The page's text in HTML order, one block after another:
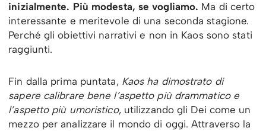
inizialmente. Più modesta, se vogliamo. Ma di certo
interessante e meritevole di una seconda stagione.
Perché gli obiettivi narrativi e non in Kaos sono stati
raggiunti.
Fin dalla prima puntata, Kaos ha dimostrato di
sapere calibrare bene l’aspetto più drammatico e
l’aspetto più umoristico, utilizzando gli Dei come un
mezzo per analizzare il mondo di oggi. Attraverso la